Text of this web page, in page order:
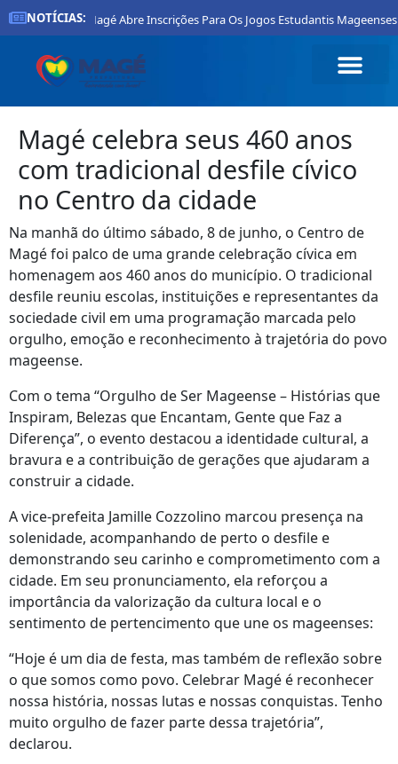
NOTÍCIAS:
Prefeitura De Magé Abre Inscrições Para Os Jogos Estudantis Mageenses
Magé celebra seus 460 anos
com tradicional desfile cívico
no Centro da cidade
Na manhã do último sábado, 8 de junho, o Centro de
Magé foi palco de uma grande celebração cívica em
homenagem aos 460 anos do município. O tradicional
desfile reuniu escolas, instituições e representantes da
sociedade civil em uma programação marcada pelo
orgulho, emoção e reconhecimento à trajetória do povo
mageense.
Com o tema “Orgulho de Ser Mageense – Histórias que
Inspiram, Belezas que Encantam, Gente que Faz a
Diferença”, o evento destacou a identidade cultural, a
bravura e a contribuição de gerações que ajudaram a
construir a cidade.
A vice-prefeita Jamille Cozzolino marcou presença na
solenidade, acompanhando de perto o desfile e
demonstrando seu carinho e comprometimento com a
cidade. Em seu pronunciamento, ela reforçou a
importância da valorização da cultura local e o
sentimento de pertencimento que une os mageenses:
“Hoje é um dia de festa, mas também de reflexão sobre
o que somos como povo. Celebrar Magé é reconhecer
nossa história, nossas lutas e nossas conquistas. Tenho
muito orgulho de fazer parte dessa trajetória”,
declarou.